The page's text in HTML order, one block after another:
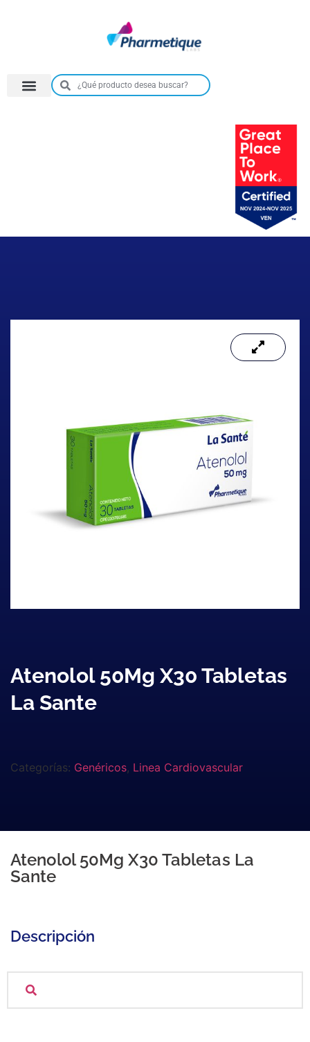
Atenolol 50Mg X30 Tabletas
La Sante
Categorías: Genéricos, Linea Cardiovascular
Atenolol 50Mg X30 Tabletas La
Sante
Descripción